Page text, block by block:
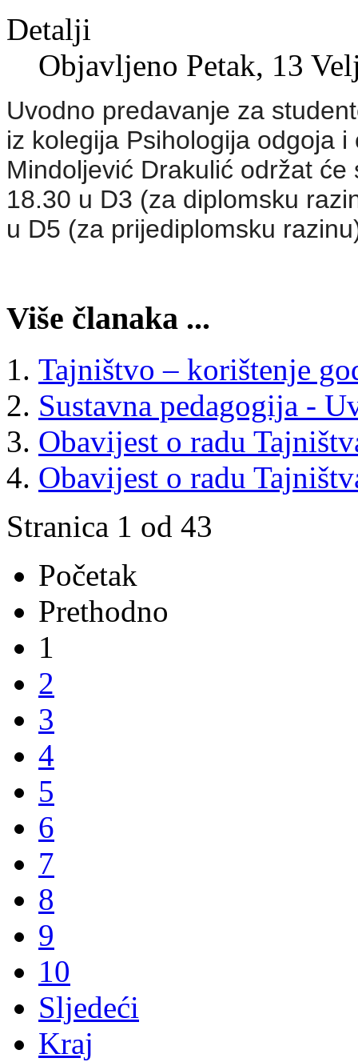
Detalji
Objavljeno Petak, 13
Uvodno predavanje za
iz kolegija Psihologija odgoja
Mindoljević Drakulić održat
18.30 u D3 (za diplomsku
u D5 (za prijediplomsku
Više članaka ...
Tajništvo – korištenje
Sustavna pedagogija -
Obavijest o radu
Obavijest o radu
Stranica 1 od 43
Početak
Prethodno
1
2
3
4
5
6
7
8
9
10
Sljedeći
Kraj